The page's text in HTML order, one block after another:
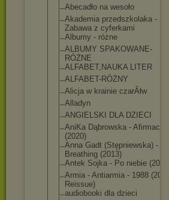
Abecadło na wesoło
Akademia przedszkolaka -
Zabawa z cyferkami
Albumy - różne
ALBUMY SPAKOWANE-
RÓŻNE
ALFABET,NAUKA LITER
ALFABET-RÓŻNY
Alicja w krainie czarĂłw
Alladyn
ANGIELSKI DLA DZIECI
AniKa Dąbrowska - Afirmacja
(2020)
Anna Gadt (Stępniewska) -
Breathing (2013)
Antek Sojka - Po niebie (2018)
Armia - Antiarmia - 1988 (2009,
Reissue)
audiobooki dla dzieci